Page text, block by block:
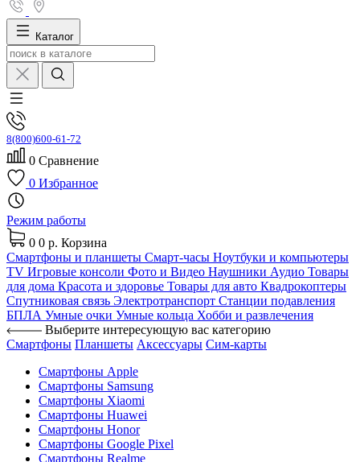
Каталог
8(800)600-61-72
0 Сравнение
0 Избранное
Режим работы
0 0 р. Корзина
Смартфоны и планшеты Смарт-часы Ноутбуки и компьютеры
TV Игровые консоли Фото и Видео Наушники Аудио Товары
для дома Красота и здоровье Товары для авто Квадрокоптеры
Спутниковая связь Электротранспорт Станции подавления
БПЛА Умные очки Умные кольца Хобби и развлечения
Выберите интересующую вас категорию
Смартфоны Планшеты Аксессуары Сим-карты
Смартфоны Apple
Смартфоны Samsung
Смартфоны Xiaomi
Смартфоны Huawei
Смартфоны Honor
Смартфоны Google Pixel
Смартфоны Realme